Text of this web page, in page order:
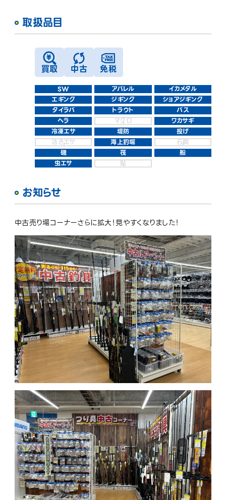
取扱品⽬
買取 中古 免税
SW アパレル
イカメタル
エギング
ジギング
ショアジギング
タイラバ
トラウト
バス
ヘラ
マグロ
ワカサギ
冷凍エサ
堤防
投げ
活きエサ
海上釣堀
石鯛
磯
筏
船
虫エサ
鮎
お知らせ
中古売り場コーナーさらに拡大！見やすくなりました！